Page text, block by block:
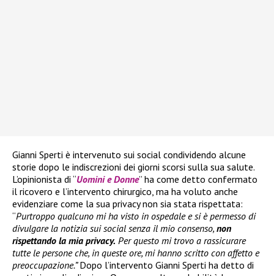
Gianni Sperti è intervenuto sui social condividendo alcune
storie dopo le indiscrezioni dei giorni scorsi sulla sua salute.
L’opinionista di “Uomini e Donne” ha come detto confermato
il ricovero e l’intervento chirurgico, ma ha voluto anche
evidenziare come la sua privacy non sia stata rispettata:
“Purtroppo qualcuno mi ha visto in ospedale e si è permesso di
divulgare la notizia sui social senza il mio consenso, non
rispettando la mia privacy. Per questo mi trovo a rassicurare
tutte le persone che, in queste ore, mi hanno scritto con affetto e
preoccupazione.”Dopo l’intervento Gianni Sperti ha detto di